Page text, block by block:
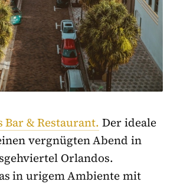
Bar & Restaurant. Der ideale
vergnügten Abend in
Orlandos.
in urigem Ambiente mit